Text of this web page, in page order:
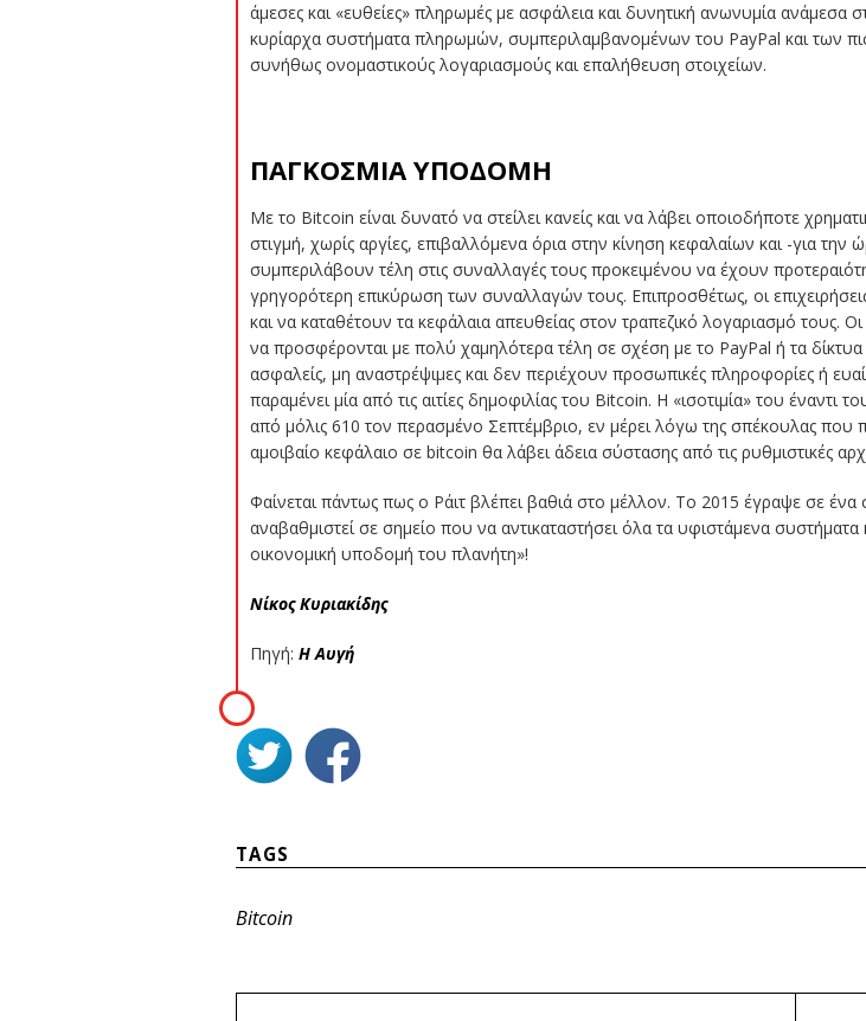
άμεσες και «ευθείες» πληρωμές με ασφάλεια και δυνητική ανωνυμία
κυρίαρχα συστήματα πληρωμών, συμπεριλαμβανομένων του PayPal και των
συνήθως ονομαστικούς λογαριασμούς και επαλήθευση στοιχείων.
ΠΑΓΚΟΣΜΙΑ ΥΠΟΔΟΜΗ
Με το Bitcoin είναι δυνατό να στείλει κανείς και να λάβει οποιοδήποτε
στιγμή, χωρίς αργίες, επιβαλλόμενα όρια στην κίνηση κεφαλαίων και -για την
συμπεριλάβουν τέλη στις συναλλαγές τους προκειμένου να έχουν
γρηγορότερη επικύρωση των συναλλαγών τους. Επιπροσθέτως, οι
και να καταθέτουν τα κεφάλαια απευθείας στον τραπεζικό λογαριασμό
να προσφέρονται με πολύ χαμηλότερα τέλη σε σχέση με το PayPal ή τα
ασφαλείς, μη αναστρέψιμες και δεν περιέχουν προσωπικές πληροφορίες ή
παραμένει μία από τις αιτίες δημοφιλίας του Bitcoin. Η «ισοτιμία» του
από μόλις 610 τον περασμένο Σεπτέμβριο, εν μέρει λόγω της σπέκουλας
αμοιβαίο κεφάλαιο σε bitcoin θα λάβει άδεια σύστασης από τις ρυθμιστικές
Φαίνεται πάντως πως ο Ράιτ βλέπει βαθιά στο μέλλον. Το 2015 έγραψε σε
αναβαθμιστεί σε σημείο που να αντικαταστήσει όλα τα υφιστάμενα
οικονομική υποδομή του πλανήτη»!
Νίκος Κυριακίδης
Πηγή: Η Αυγή
TAGS
Bitcoin